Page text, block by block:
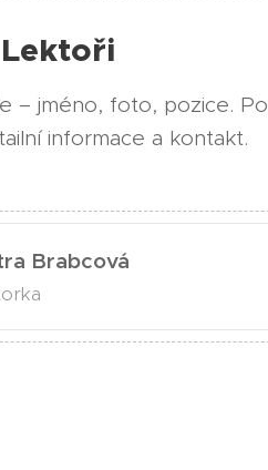
– jméno, foto, pozice. Po
informace a kontakt.
Brabcová